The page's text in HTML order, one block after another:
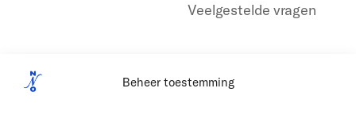
Beheer toestemming
Veelgestelde vragen